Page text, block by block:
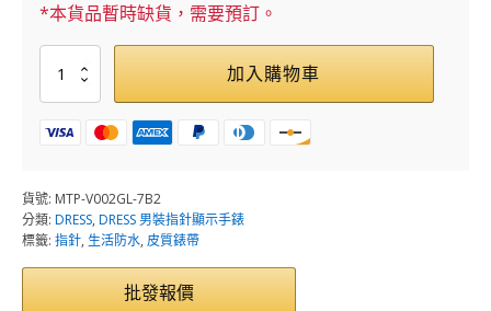
*本貨品暫時缺貨，需要預訂。
V002GL-
7B2
數
加入購物車
貨號: MTP-V002GL-7B2
分類: DRESS, DRESS 男裝指針顯示手錶
標籤: 指針, 生活防水, 皮質錶帶
批發報價